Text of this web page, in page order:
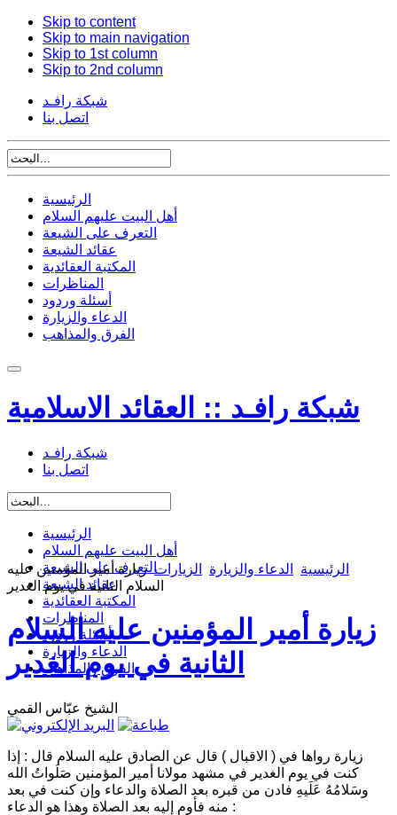
Skip to content
Skip to main navigation
Skip to 1st column
Skip to 2nd column
شبكة رافـد
اتصل بنا
الرئيسية
أهل البيت عليهم السلام
التعرف على الشيعة
عقائد الشيعة
المكتبة العقائدية
المناظرات
أسئلة وردود
الدعاء والزيارة
الفرق والمذاهب
شبكة رافـد :: العقائد الاسلامية
شبكة رافـد
اتصل بنا
الرئيسية
أهل البيت عليهم السلام
التعرف على الشيعة
عقائد الشيعة
المكتبة العقائدية
المناظرات
أسئلة وردود
الدعاء والزيارة
الفرق والمذاهب
الرئيسية الدعاء والزيارة الزيارات زيارة أمير المؤمنين عليه
السلام الثانية في يوم الغدير
زيارة أمير المؤمنين عليه السلام
الثانية في يوم الغدير
الشيخ عبّاس القمي
زيارة رواها في ( الاقبال ) قال عن الصادق عليه السلام قال : إذا
كنت في يوم الغدير في مشهد مولانا أمير المؤمنين صَلَواتُ الله
وسَلامُهُ عَلَيهِ فادن من قبره بعد الصلاة والدعاء وإن كنت في بعد
منه فأوم إليه بعد الصلاة وهذا هو الدعاء :